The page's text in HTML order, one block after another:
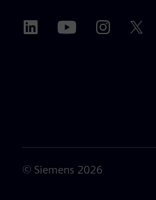
© Siemens 2026